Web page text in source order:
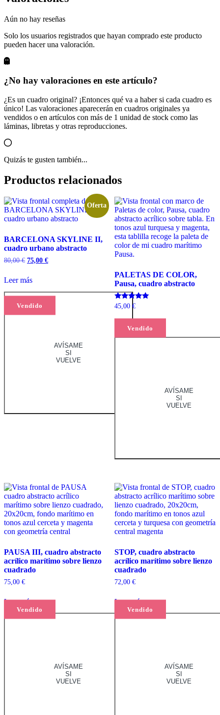
Aún no hay reseñas
Solo los usuarios registrados que hayan comprado este producto
pueden hacer una valoración.
¿No hay valoraciones en este artículo?
¿Es un cuadro original? ¡Entonces qué va a haber si cada cuadro es
único! Las valoraciones aparecerán en cuadros originales ya
vendidos o en artículos con más de 1 unidad de stock como las
láminas, libretas y otras reproducciones.
Quizás te gusten también...
Productos relacionados
Oferta
Vendido
BARCELONA SKYLINE II,
cuadro urbano abstracto
80,00€ El
original
era:
80,00 €.
75,00 €El
75,00 €.
Leer más
AVÍSAME
SI
VUELVE
Vendido
PALETAS DE COLOR,
Pausa, cuadro abstracto
Valorado
5.00
de 5
45,00 €
Leer más
AVÍSAME
SI
VUELVE
Vendido
PAUSA III, cuadro abstracto
acrílico marítimo sobre lienzo
cuadrado
75,00 €
Leer más
AVÍSAME
SI
VUELVE
Vendido
STOP, cuadro abstracto
acrílico marítimo sobre lienzo
cuadrado
72,00 €
Leer más
AVÍSAME
SI
VUELVE